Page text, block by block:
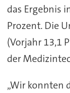
das Ergebnis
Prozent. Die
(Vorjahr 13,1
der
„Wir konnten